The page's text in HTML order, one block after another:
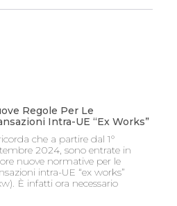
Regole Per Le
Intra-UE “Ex Works”
che a partire dal 1°
2024, sono entrate in
nuove normative per le
intra-UE “ex works”
È infatti ora necessario